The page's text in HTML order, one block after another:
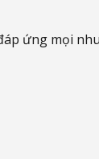
ứng mọi